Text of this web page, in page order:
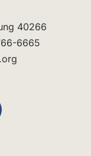
40266
6665